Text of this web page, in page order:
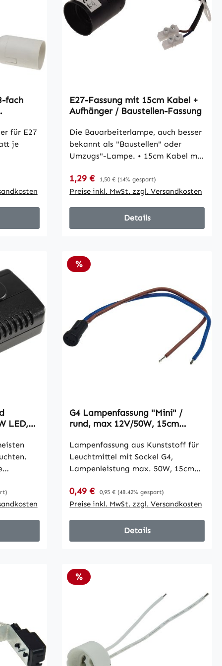
fach
für E27
E27-Fassung mit 15cm Kabel +
Aufhänger / Baustellen-Fassung
Die Bauarbeiterlampe, auch besser
bekannt als "Baustellen" oder
Umzugs"-Lampe. • 15cm Kabel mit
Verkaufspreis:
1,29 € Regulärer Preis:
1,50 € (14% gespart)
Preise inkl. MwSt. zzgl. Versandkosten
Details
LED,
oder
•
von 3-
über 6-
•
Rabatt
%
G4 Lampenfassung "Mini" /
rund, max 12V/50W, 15cm
Lampenfassung aus Kunststoff für
Leuchtmittel mit Sockel G4,
Lampenleistung max. 50W, 15cm
Einbau Ø 7,5mm!
Verkaufspreis:
0,49 € Regulärer Preis:
0,95 € (48.42% gespart)
Preise inkl. MwSt. zzgl. Versandkosten
Details
Rabatt
%